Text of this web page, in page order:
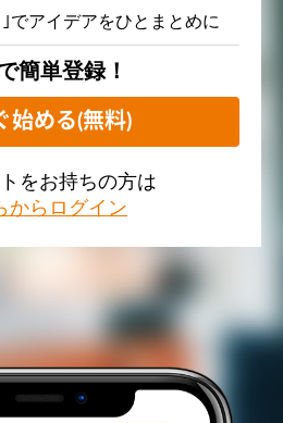
でアイデアをひとまとめに
簡単登録！
始める(無料)
をお持ちの方は
からログイン